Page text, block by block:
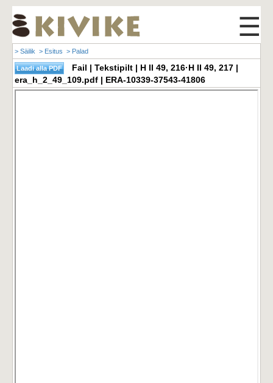
☰
> Säilik > Esitus > Palad
Fail | Tekstipilt | H II 49, 216·H II 49, 217 |
era_h_2_49_109.pdf | ERA-10339-37543-41806